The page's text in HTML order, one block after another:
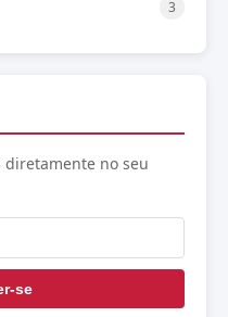
3
diretamente no seu
se